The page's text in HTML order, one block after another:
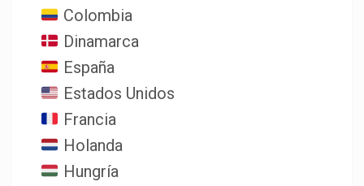
Colombia
Dinamarca
España
Estados Unidos
Francia
Holanda
Hungría